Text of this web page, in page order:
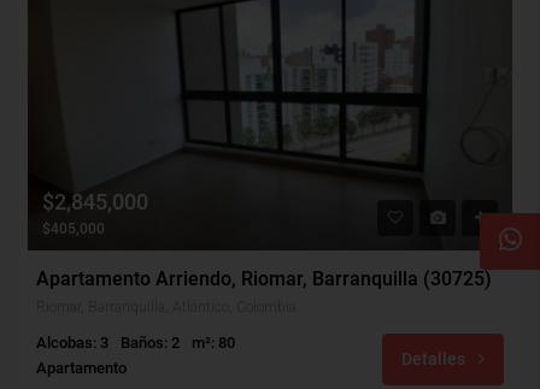
$2,845,000
$405,000
Apartamento Arriendo, Riomar, Barranquilla (30725)
Alcobas: 3 Baños: 2
m²: 80
Apartamento
Detalles